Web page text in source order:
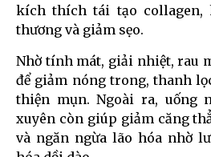
kích thích tái tạo collagen,
thương và giảm sẹo.
Nhờ tính mát, giải nhiệt, rau
để giảm nóng trong, thanh
thiện mụn. Ngoài ra, uống
xuyên còn giúp giảm căng
và ngăn ngừa lão hóa nhờ